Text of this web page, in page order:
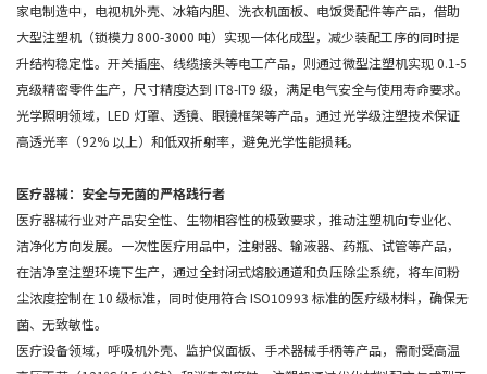
家电制造中，电视机外壳、冰箱内胆、洗衣机面板、电饭煲配件等产品，借助
大型注塑机（锁模力 800-3000 吨）实现一体化成型，减少装配工序的同时提
升结构稳定性。开关插座、线缆接头等电工产品，则通过微型注塑机实现 0.1-5
克级精密零件生产，尺寸精度达到 IT8-IT9 级，满足电气安全与使用寿命要求。
光学照明领域，LED 灯罩、透镜、眼镜框架等产品，通过光学级注塑技术保证
高透光率（92% 以上）和低双折射率，避免光学性能损耗。
医疗器械：安全与无菌的严格践行者
医疗器械行业对产品安全性、生物相容性的极致要求，推动注塑机向专业化、
洁净化方向发展。一次性医疗用品中，注射器、输液器、药瓶、试管等产品，
在洁净室注塑环境下生产，通过全封闭式熔胶通道和负压除尘系统，将车间粉
尘浓度控制在 10 级标准，同时使用符合 ISO10993 标准的医疗级材料，确保无
菌、无致敏性。
医疗设备领域，呼吸机外壳、监护仪面板、手术器械手柄等产品，需耐受高温